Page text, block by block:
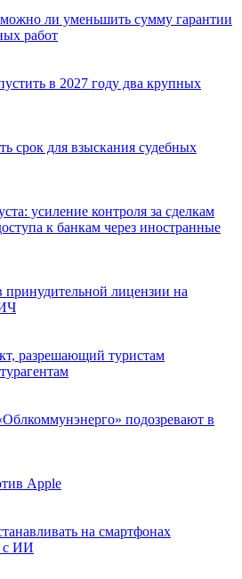
ли уменьшить сумму гарантии
работ
в 2027 году два крупных
срок для взыскания судебных
усиление контроля за сделкам
к банкам через иностранные
принудительной лицензии на
разрешающий туристам
подозревают в
Apple
на смартфонах
с ИИ